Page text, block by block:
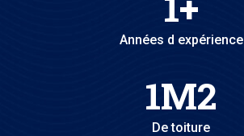
Années d expérience
1M2
De toiture